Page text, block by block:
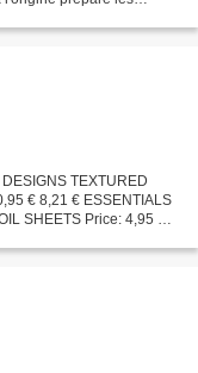
TEXTURED
€ 8,21 € ESSENTIALS
SHEETS Price: 4,95 €